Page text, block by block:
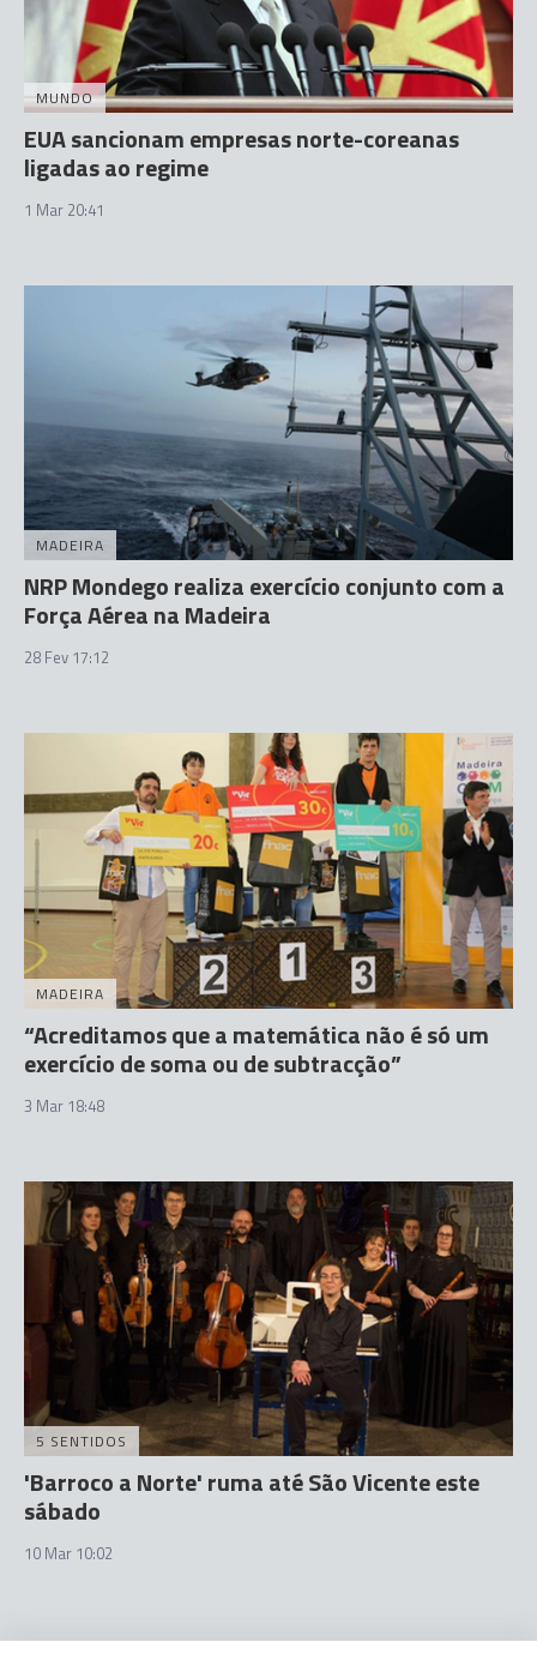
MUNDO
EUA sancionam empresas norte-coreanas
ligadas ao regime
1 Mar 20:41
MADEIRA
NRP Mondego realiza exercício conjunto com a
Força Aérea na Madeira
28 Fev 17:12
MADEIRA
“Acreditamos que a matemática não é só um
exercício de soma ou de subtracção”
3 Mar 18:48
5 SENTIDOS
'Barroco a Norte' ruma até São Vicente este
sábado
10 Mar 10:02